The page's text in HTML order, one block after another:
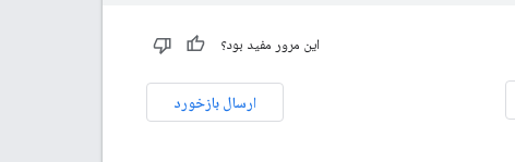
این مرور مفید بود؟
ارسال بازخورد